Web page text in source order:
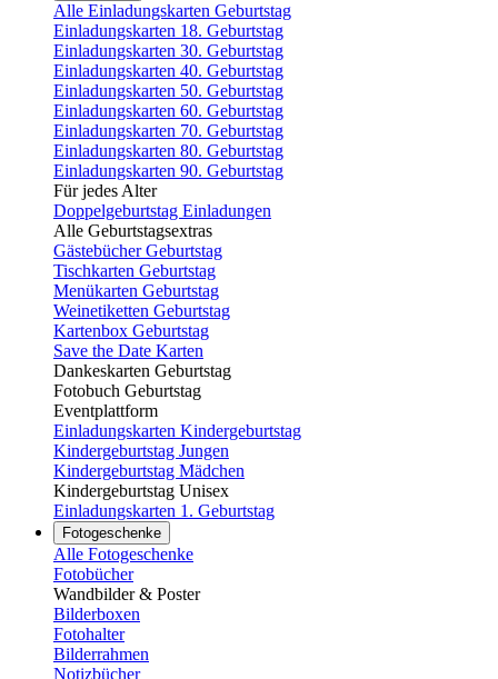
Alle Einladungskarten Geburtstag
Einladungskarten 18. Geburtstag
Einladungskarten 30. Geburtstag
Einladungskarten 40. Geburtstag
Einladungskarten 50. Geburtstag
Einladungskarten 60. Geburtstag
Einladungskarten 70. Geburtstag
Einladungskarten 80. Geburtstag
Einladungskarten 90. Geburtstag
Für jedes Alter
Doppelgeburtstag Einladungen
Alle Geburtstagsextras
Gästebücher Geburtstag
Tischkarten Geburtstag
Menükarten Geburtstag
Weinetiketten Geburtstag
Kartenbox Geburtstag
Save the Date Karten
Dankeskarten Geburtstag
Fotobuch Geburtstag
Eventplattform
Einladungskarten Kindergeburtstag
Kindergeburtstag Jungen
Kindergeburtstag Mädchen
Kindergeburtstag Unisex
Einladungskarten 1. Geburtstag
Fotogeschenke
Alle Fotogeschenke
Fotobücher
Wandbilder & Poster
Bilderboxen
Fotohalter
Bilderrahmen
Notizbücher